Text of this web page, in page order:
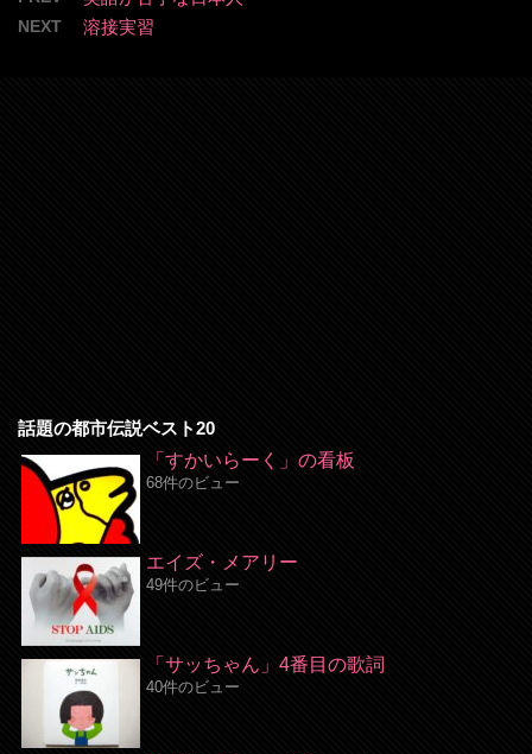
NEXT 溶接実習
話題の都市伝説ベスト20
「すかいらーく」の看板
68件のビュー
エイズ・メアリー
49件のビュー
「サッちゃん」4番目の歌詞
40件のビュー